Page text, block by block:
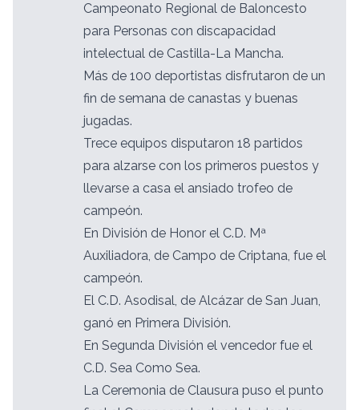
Campeonato Regional de Baloncesto
para Personas con discapacidad
intelectual de Castilla-La Mancha.
Más de 100 deportistas disfrutaron de un
fin de semana de canastas y buenas
jugadas.
Trece equipos disputaron 18 partidos
para alzarse con los primeros puestos y
llevarse a casa el ansiado trofeo de
campeón.
En División de Honor el C.D. Mª
Auxiliadora, de Campo de Criptana, fue el
campeón.
El C.D. Asodisal, de Alcázar de San Juan,
ganó en Primera División.
En Segunda División el vencedor fue el
C.D. Sea Como Sea.
La Ceremonia de Clausura puso el punto